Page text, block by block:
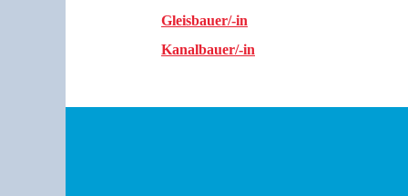
Gleisbauer/-in
Kanalbauer/-in